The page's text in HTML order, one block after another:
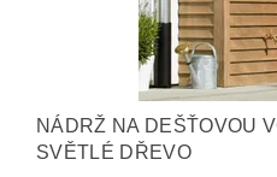
NÁDRŽ NA DEŠŤOVOU
SVĚTLÉ DŘEVO